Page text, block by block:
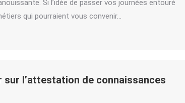
Si l’idée de passer vos journées entouré
qui pourraient vous convenir…
sur l’attestation de connaissances